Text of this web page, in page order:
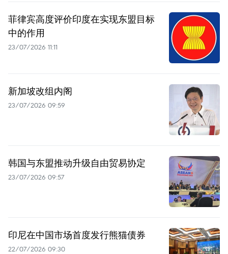
菲律宾高度评价印度在实现东盟目标
中的作用
23/07/2026 11:11
新加坡改组内阁
23/07/2026 09:59
韩国与东盟推动升级自由贸易协定
23/07/2026 09:57
印尼在中国市场首度发行熊猫债券
22/07/2026 09:30